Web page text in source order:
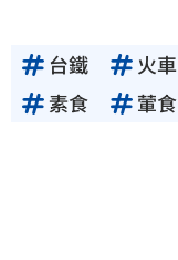
台鐵 火車
素食
葷食